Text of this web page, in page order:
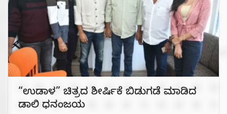
“ಉಡಾಳ” ಚಿತ್ರದ ಶೀರ್ಷಿಕೆ ಬಿಡುಗಡೆ ಮಾಡಿದ
ಡಾಲಿ ಧನಂಜಯ